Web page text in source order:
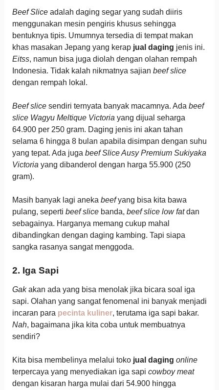
Beef Sliceadalah daging segar yang sudah diiris
menggunakan mesin pengiris khusus sehingga
bentuknya tipis. Umumnya tersedia di tempat makan
khas masakan Jepang yang kerap jual daging jenis ini.
Eitss, namun bisa juga diolah dengan olahan rempah
Indonesia. Tidak kalah nikmatnya sajian beef slice
dengan rempah lokal.
Beef slicesendiri ternyata banyak macamnya. Ada beef
slice Wagyu Meltique Victoria yang dijual seharga
64.900 per 250 gram. Daging jenis ini akan tahan
selama 6 hingga 8 bulan apabila disimpan dengan suhu
yang tepat. Ada juga beef Slice Ausy Premium Sukiyaka
Victoria yang dibanderol dengan harga 55.900 (250
gram).
Masih banyak lagi aneka beefyang bisa kita bawa
pulang, seperti beef slice banda, beef slice low fatdan
sebagainya. Harganya memang cukup mahal
dibandingkan dengan daging kambing. Tapi siapa
sangka rasanya sangat menggoda.
2. Iga Sapi
Gakakan ada yang bisa menolak jika bicara soal iga
sapi. Olahan yang sangat fenomenal ini banyak menjadi
incaran para pecinta kuliner, terutama iga sapi bakar.
Nah, bagaimana jika kita coba untuk membuatnya
sendiri?
Kita bisa membelinya melalui toko jual daging online
terpercaya yang menyediakan iga sapi cowboy meat
dengan kisaran harga mulai dari 54.900 hingga